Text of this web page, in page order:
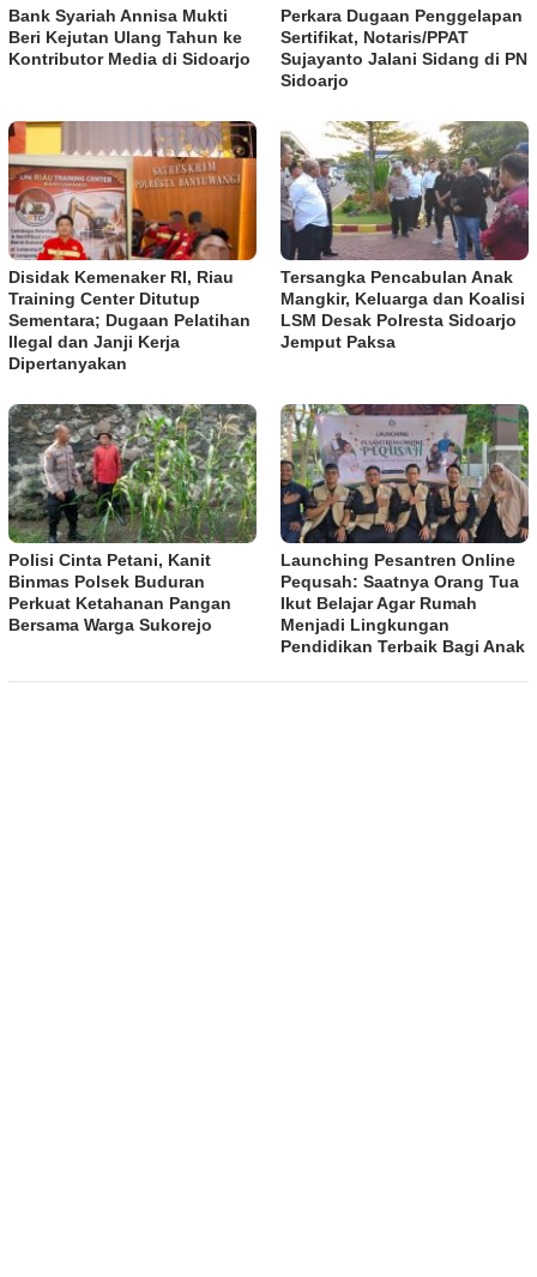
Bank Syariah Annisa Mukti
Beri Kejutan Ulang Tahun ke
Kontributor Media di Sidoarjo
Perkara Dugaan Penggelapan
Sertifikat, Notaris/PPAT
Sujayanto Jalani Sidang di PN
Sidoarjo
Disidak Kemenaker RI, Riau
Training Center Ditutup
Sementara; Dugaan Pelatihan
Ilegal dan Janji Kerja
Dipertanyakan
Tersangka Pencabulan Anak
Mangkir, Keluarga dan Koalisi
LSM Desak Polresta Sidoarjo
Jemput Paksa
Polisi Cinta Petani, Kanit
Binmas Polsek Buduran
Perkuat Ketahanan Pangan
Bersama Warga Sukorejo
Launching Pesantren Online
Pequsah: Saatnya Orang Tua
Ikut Belajar Agar Rumah
Menjadi Lingkungan
Pendidikan Terbaik Bagi Anak